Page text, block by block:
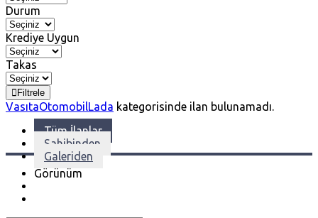
Durum
Krediye Uygun
Takas
Filtrele
VasıtaOtomobilLada kategorisinde ilan bulunamadı.
Tüm İlanlar
Sahibinden
Galeriden
Görünüm